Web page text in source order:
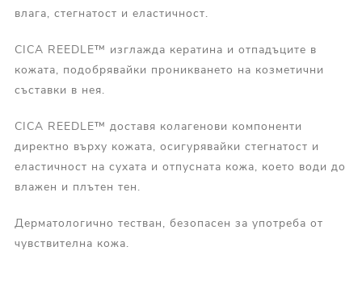
влага, стегнатост и еластичност.
CICA REEDLE™ изглажда кератина и отпадъците в
кожата, подобрявайки проникването на козметични
съставки в нея.
CICA REEDLE™ доставя колагенови компоненти
директно върху кожата, осигурявайки стегнатост и
еластичност на сухата и отпусната кожа, което води до
влажен и плътен тен.
Дерматологично тестван, безопасен за употреба от
чувствителна кожа.